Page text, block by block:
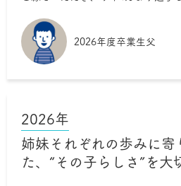
2026年度卒業生父
2026年
姉妹それぞれの歩みに寄
た、“その子らしさ”を大